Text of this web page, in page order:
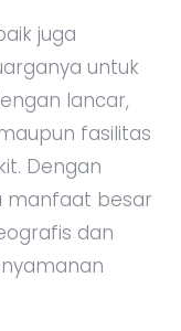
juga
untuk
lancar,
fasilitas
Dengan
manfaat besar
dan